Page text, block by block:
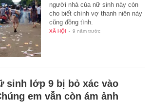
người nhà của nữ sinh này còn
cho biết chính vợ thanh niên này
cũng đồng tình.
XÃ HỘI - 9 năm trước
sinh lớp 9 bị bỏ xác vào
em vẫn còn ám ảnh